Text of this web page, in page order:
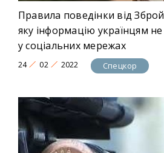
Правила поведінки від
яку інформацію українцям
у соціальних мережах
24 02 2022 Спецкор